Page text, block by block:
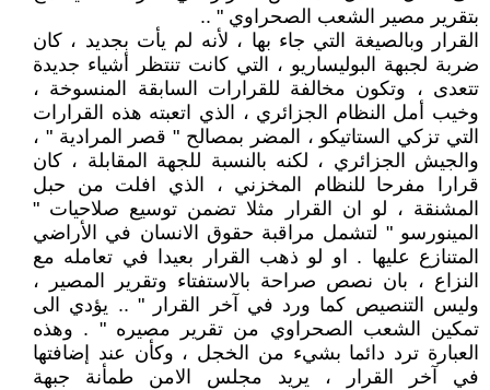
بتقرير مصير الشعب الصحراوي " ..
القرار وبالصيغة التي جاء بها ، لأنه لم يأت بجديد ، كان
ضربة لجبهة البوليساريو ، التي كانت تنتظر أشياء جديدة
تتعدى ، وتكون مخالفة للقرارات السابقة المنسوخة ،
وخيب أمل النظام الجزائري ، الذي اتعبته هذه القرارات
التي تزكي الستاتيكو ، المضر بمصالح " قصر المرادية " ،
والجيش الجزائري ، لكنه بالنسبة للجهة المقابلة ، كان
قرارا مفرحا للنظام المخزني ، الذي افلت من حبل
المشنقة ، لو ان القرار مثلا تضمن توسيع صلاحيات "
المينورسو " لتشمل مراقبة حقوق الانسان في الأراضي
المتنازع عليها . او لو ذهب القرار بعيدا في تعامله مع
النزاع ، بان نصص صراحة بالاستفتاء وتقرير المصير ،
وليس التنصيص كما ورد في آخر القرار " .. يؤدي الى
تمكين الشعب الصحراوي من تقرير مصيره " . وهذه
العبارة ترد دائما بشيء من الخجل ، وكأن عند إضافتها
في آخر القرار ، يريد مجلس الامن طمأنة جبهة